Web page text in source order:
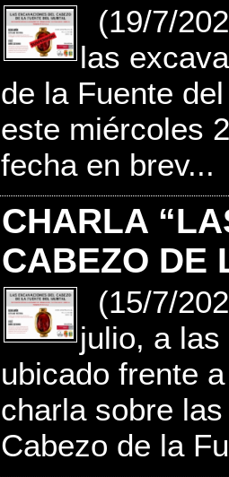
(19/7/
las
de la Fuente
este miércoles
fecha en brev...
CHARLA
CABEZO DE
(15/7/
julio, a
ubicado frente
charla sobre
Cabezo de la